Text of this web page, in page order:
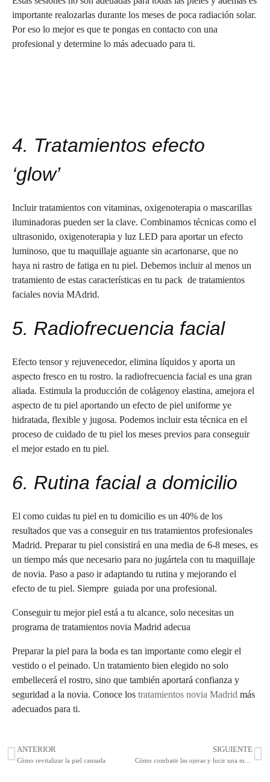
importante realozarlas durante los meses de poca radiación solar.
Por eso lo mejor es que te pongas en contacto con una
profesional y determine lo más adecuado para ti.
4. Tratamientos efecto
‘glow’
Incluir tratamientos con vitaminas, oxigenoterapia o mascarillas
iluminadoras pueden ser la clave. Combinamos técnicas como el
ultrasonido, oxigenoterapia y luz LED para aportar un efecto
luminoso, que tu maquillaje aguante sin acartonarse, que no
haya ni rastro de fatiga en tu piel. Debemos incluir al menos un
tratamiento de estas características en tu pack de tratamientos
faciales novia MAdrid.
5. Radiofrecuencia facial
Efecto tensor y rejuvenecedor, elimina líquidos y aporta un
aspecto fresco en tu rostro. la radiofrecuencia facial es una gran
aliada. Estimula la producción de colágenoy elastina, amejora el
aspecto de tu piel aportando un efecto de piel uniforme ye
hidratada, flexible y jugosa. Podemos incluir esta técnica en el
proceso de cuidado de tu piel los meses previos para conseguir
el mejor estado en tu piel.
6. Rutina facial a domicilio
El como cuidas tu piel en tu domicilio es un 40% de los
resultados que vas a conseguir en tus tratamientos profesionales
Madrid. Preparar tu piel consistirá en una media de 6-8 meses, es
un tiempo más que necesario para no jugártela con tu maquillaje
de novia. Paso a paso ir adaptando tu rutina y mejorando el
efecto de tu piel. Siempre guiada por una profesional.
Conseguir tu mejor piel está a tu alcance, solo necesitas un
programa de tratamientos novia Madrid adecua
Preparar la piel para la boda es tan importante como elegir el
vestido o el peinado. Un tratamiento bien elegido no solo
embellecerá el rostro, sino que también aportará confianza y
seguridad a la novia. Conoce los tratamientos novia Madrid más
adecuados para ti.
ANTERIOR
Cómo revitalizar la piel cansada
SIGUIENTE